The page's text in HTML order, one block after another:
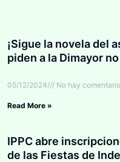
¡Sigue la novela del
piden a la Dimayor
05/12/2024 No hay
Read More »
IPPC abre
de las Fiestas de